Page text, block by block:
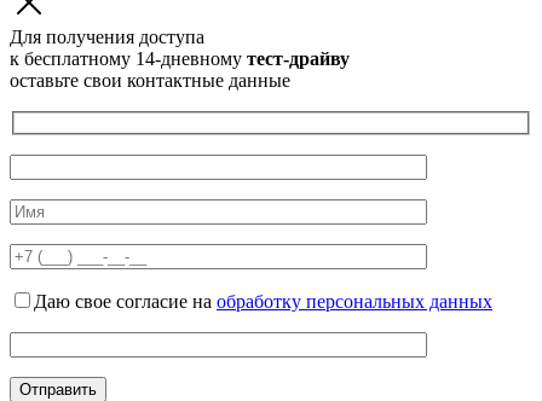
Для получения доступа
к бесплатному 14-дневному тест-драйву
оставьте свои контактные данные
Даю свое согласие на обработку персональных данных